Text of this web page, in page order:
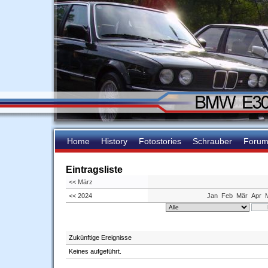
Home History Fotostories Schrauber Forum
Eintragsliste
<< März
<< 2024
Jan Feb Mär Apr
Zukünftige Ereignisse
Keines aufgeführt.